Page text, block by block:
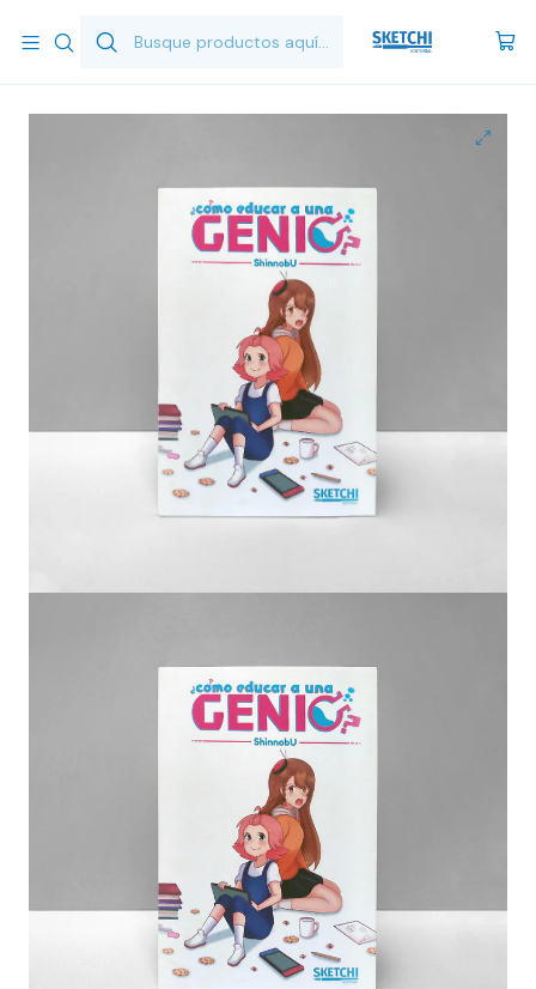
¿Cómo Educar a una Genio? - Tomo Recopilatorio 1